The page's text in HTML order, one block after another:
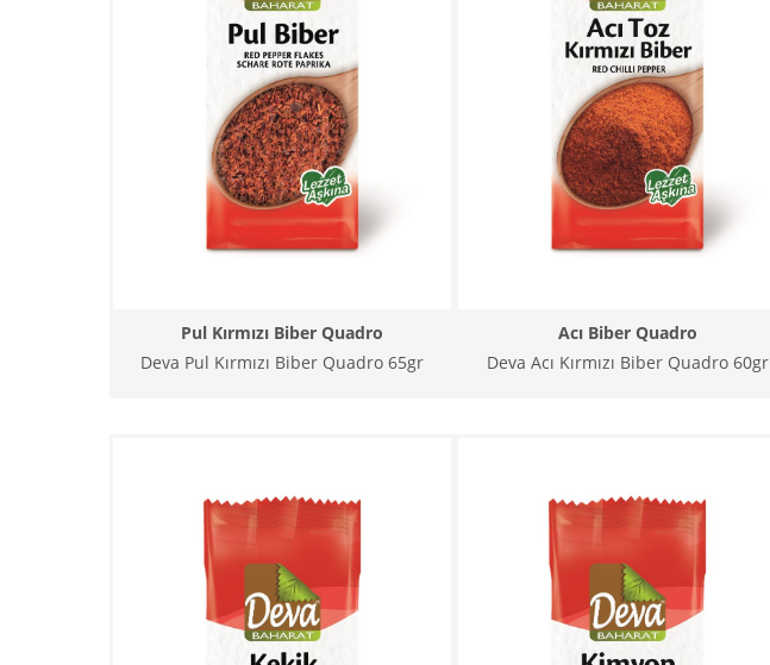
Pul Kırmızı Biber Quadro
Deva Pul Kırmızı Biber Quadro 65gr
Acı Biber Quadro
Deva Acı Kırmızı Biber Quadro 60gr